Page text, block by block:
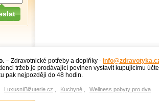
– Zdravotnické potřeby a doplňky -
tržeb je prodávající povinen vystavit kupujícímu
pak nejpozději do 48 hodin.
LuxusníBižuterie.cz Kuchyně Wellness pobyty pro dva